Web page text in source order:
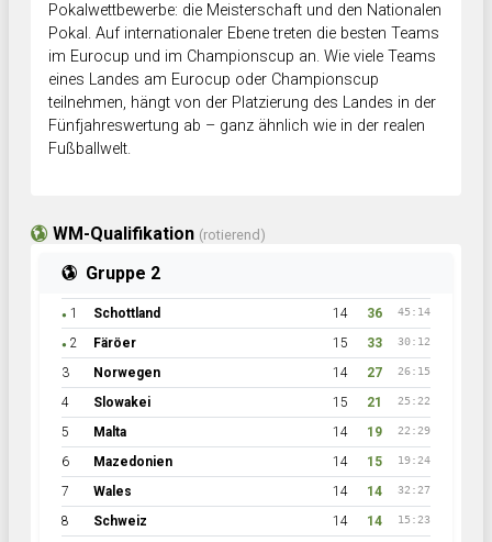
Pokalwettbewerbe: die Meisterschaft und den Nationalen
Pokal. Auf internationaler Ebene treten die besten Teams
im Eurocup und im Championscup an. Wie viele Teams
eines Landes am Eurocup oder Championscup
teilnehmen, hängt von der Platzierung des Landes in der
Fünfjahreswertung ab – ganz ähnlich wie in der realen
Fußballwelt.
WM-Qualifikation (rotierend)
Gruppe 2
● 1 Schottland 14 36 45:14
● 2 Färöer 15 33 30:12
3 Norwegen 14 27 26:15
4 Slowakei 15 21 25:22
5 Malta 14 19 22:29
6 Mazedonien 14 15 19:24
7 Wales 14 14 32:27
8 Schweiz 14 14 15:23